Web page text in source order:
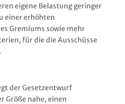
eigene Belastung geringer
einer erhöhten
Gremiums sowie mehr
für die die Ausschüsse
der Gesetzentwurf
Größe nahe, einen